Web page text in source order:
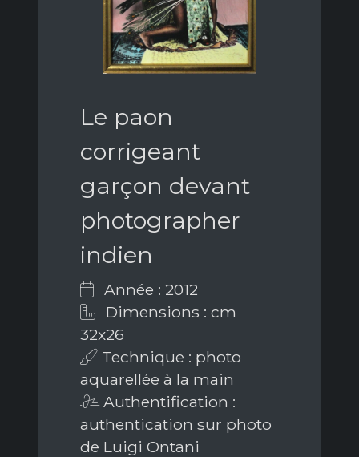
Le paon
corrigeant
garçon devant
photographer
indien
Année : 2012
Dimensions : cm
32x26
Technique : photo
aquarellée à la main
Authentification :
authentication sur photo
de Luigi Ontani